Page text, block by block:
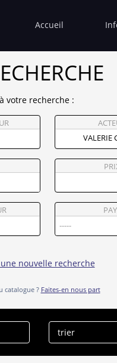
Accueil
votre recherche :
nouvelle recherche
catalogue ? Faites-en nous part
Valerie Gaunt
effacer l’historique